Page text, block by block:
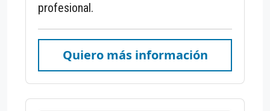
profesional.
Quiero más información